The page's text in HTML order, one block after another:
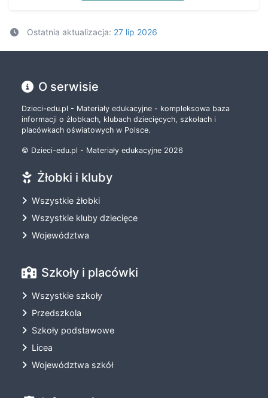
Ostatnia aktualizacja: 27 lip 2026
O serwisie
Dzieci-edu.pl - Materiały edukacyjne - kompleksowa baza
informacji o żłobkach, klubach dziecięcych, szkołach i
placówkach oświatowych w Polsce.
© Dzieci-edu.pl - Materiały edukacyjne 2026
Żłobki i kluby
Wszystkie żłobki
Wszystkie kluby dziecięce
Województwa
Szkoły i placówki
Wszystkie szkoły
Przedszkola
Szkoły podstawowe
Licea
Województwa szkół